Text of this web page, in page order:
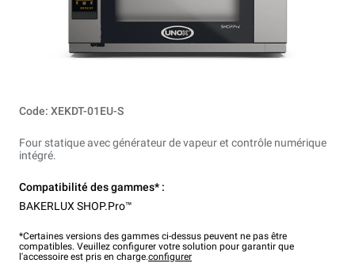
Code: XEKDT-01EU-S
Four statique avec générateur de vapeur et contrôle numérique
intégré.
Compatibilité des gammes* :
BAKERLUX SHOP.Pro™
*Certaines versions des gammes ci-dessus peuvent ne pas être
compatibles. Veuillez configurer votre solution pour garantir que
l'accessoire est pris en charge.configurer